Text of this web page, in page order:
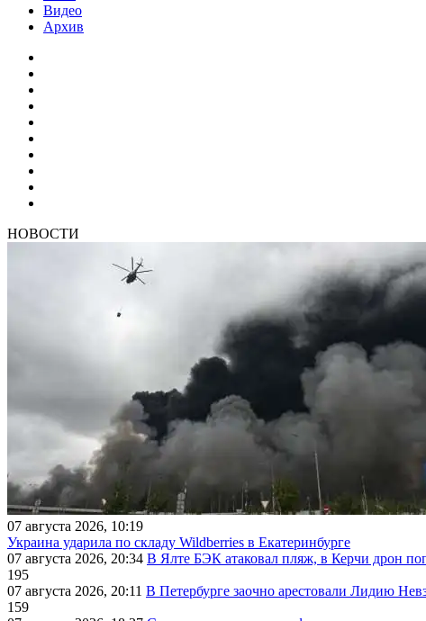
Видео
Архив
НОВОСТИ
07 августа 2026, 10:19
Украина ударила по складу Wildberries в Екатеринбурге
07 августа 2026, 20:34 В Ялте БЭК атаковал пляж, в Керчи дрон
195
07 августа 2026, 20:11 В Петербурге заочно арестовали Лидию
159